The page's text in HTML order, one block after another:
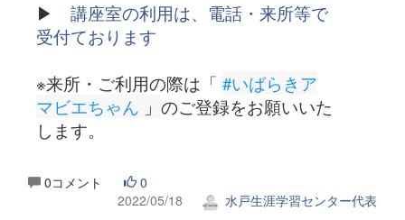
▶ 講座室の利用は、電話・来所等で
受付ております
※来所・ご利用の際は「 #いばらきア
マビエちゃん 」 のご登録をお願いいた
します。
0コメント
0
2022/05/18
水戸生涯学習センター代表